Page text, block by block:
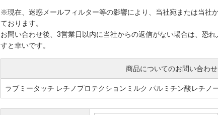
※現在、迷惑メールフィルター等の影響により、当社宛または当社
ております。
お問い合わせ後、3営業日以内に当社からの返信がない場合は、恐
すと幸いです。
商品についてのお問い合わせ
ラブミータッチ レチノプロテクションミルク パルミチン酸レチノ